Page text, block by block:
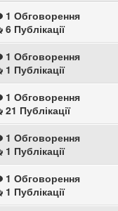
1 Обговорення
6 Публікації
1 Обговорення
1 Публікації
1 Обговорення
21 Публікації
1 Обговорення
1 Публікації
1 Обговорення
1 Публікації